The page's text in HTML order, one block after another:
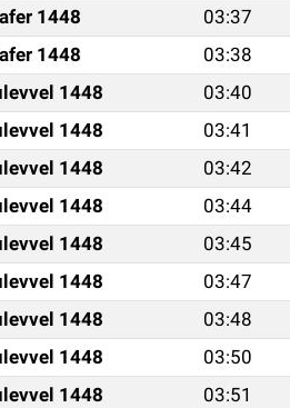
1448 03:37
1448 03:38
1448 03:40
1448 03:41
1448 03:42
1448 03:44
1448 03:45
1448 03:47
1448 03:48
1448 03:50
1448 03:51